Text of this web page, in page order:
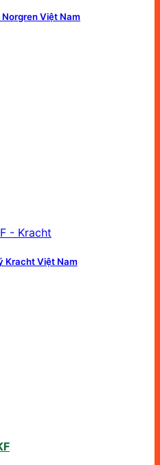
Việt Nam
Kracht Việt Nam